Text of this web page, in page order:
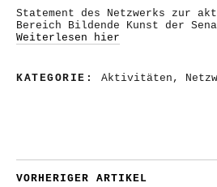
Statement des Netzwerks zur
Bereich Bildende Kunst der
Weiterlesen hier
KATEGORIE: Aktivitäten ,
VORHERIGER ARTIKEL